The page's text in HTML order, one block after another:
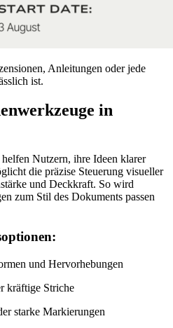
Anleitungen oder jede
ist.
in
Nutzern, ihre Ideen klarer
die präzise Steuerung visueller
und Deckkraft. So wird
zum Stil des Dokuments passen
und Hervorhebungen
kräftige Striche
starke Markierungen